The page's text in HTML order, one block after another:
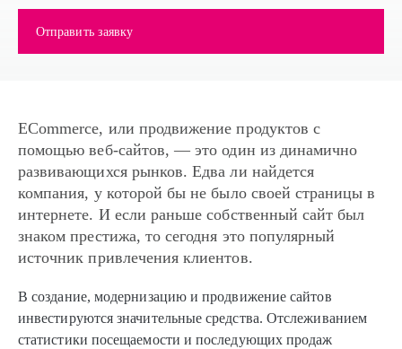
Отправить заявку
ECommerce, или продвижение продуктов с
помощью веб-сайтов, — это один из динамично
развивающихся рынков. Едва ли найдется
компания, у которой бы не было своей страницы в
интернете. И если раньше собственный сайт был
знаком престижа, то сегодня это популярный
источник привлечения клиентов.
В создание, модернизацию и продвижение сайтов
инвестируются значительные средства. Отслеживанием
статистики посещаемости и последующих продаж